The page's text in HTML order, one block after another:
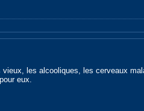
les alcooliques, les cerveaux
eux.